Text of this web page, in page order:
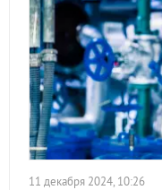
11 декабря 2024, 10:26